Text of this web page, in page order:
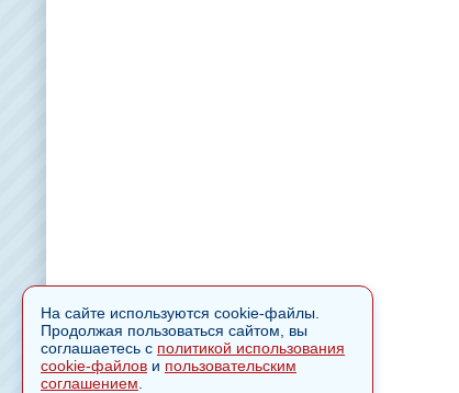
На сайте используются cookie-файлы.
Продолжая пользоваться сайтом, вы
соглашаетесь с политикой использования
cookie-файлов и пользовательским
соглашением